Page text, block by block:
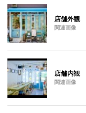
店舗外観
関連画像
店舗内観
関連画像